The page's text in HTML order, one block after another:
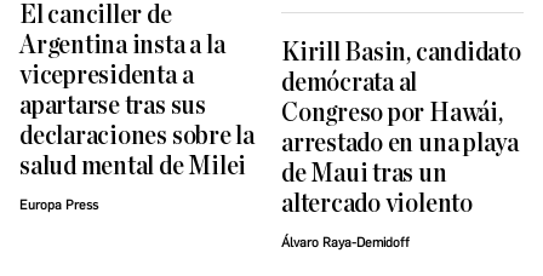
El canciller de
Argentina insta a la
vicepresidenta a
apartarse tras sus
declaraciones sobre la
salud mental de Milei
Europa Press
Kirill Basin, candidato
demócrata al
Congreso por Hawái,
arrestado en una playa
de Maui tras un
altercado violento
Álvaro Raya-Demidoff